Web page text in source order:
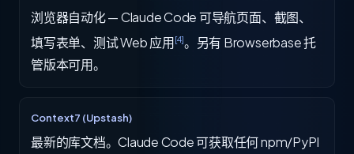
浏览器自动化 — Claude Code 可导航页面、截图、
填写表单、测试 Web 应用[4]。另有 Browserbase 托
管版本可用。
Context7 (Upstash)
最新的库文档。Claude Code 可获取任何 npm/PyPI